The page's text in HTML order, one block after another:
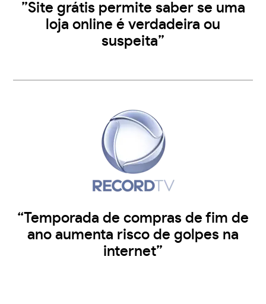
”Site grátis permite saber se uma
loja online é verdadeira ou
suspeita”
“Temporada de compras de fim de
ano aumenta risco de golpes na
internet”